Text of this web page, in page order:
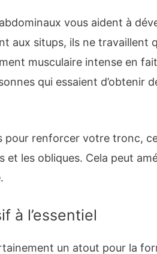
vous aident à
aux situps, ils ne travaillent
musculaire intense en
qui essaient d’obtenir
pour renforcer votre tronc,
et les obliques. Cela peut
à l’essentiel
un atout pour la